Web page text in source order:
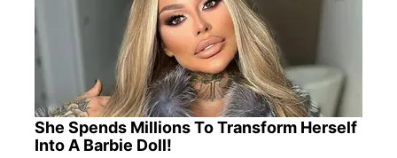
She Spends Millions To Transform Herself
Into A Barbie Doll!